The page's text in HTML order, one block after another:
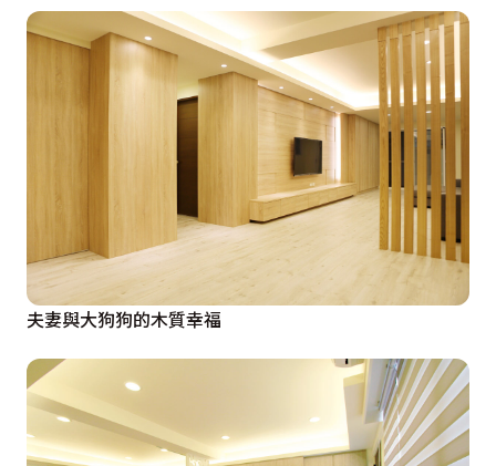
夫妻與大狗狗的木質幸福